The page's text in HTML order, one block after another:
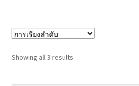
Showing all 3 results